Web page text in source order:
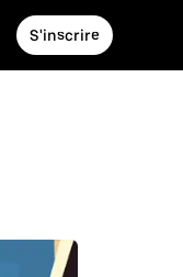
S'inscrire